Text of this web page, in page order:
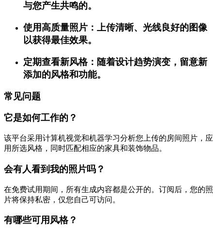
与您产生共鸣的。
使用高质量照片：上传清晰、光线良好的图像
以获得最佳效果。
定期查看新风格：随着设计趋势演变，留意新
添加的风格和功能。
常见问题
它是如何工作的？
该平台采用计算机视觉和机器学习分析您上传的房间照片，应
用所选风格，同时匹配相应的家具和装饰物品。
会有人看到我的照片吗？
在免费试用期间，所有生成内容都是公开的。订阅后，您的照
片将保持私密，仅您自己可访问。
有哪些可用风格？